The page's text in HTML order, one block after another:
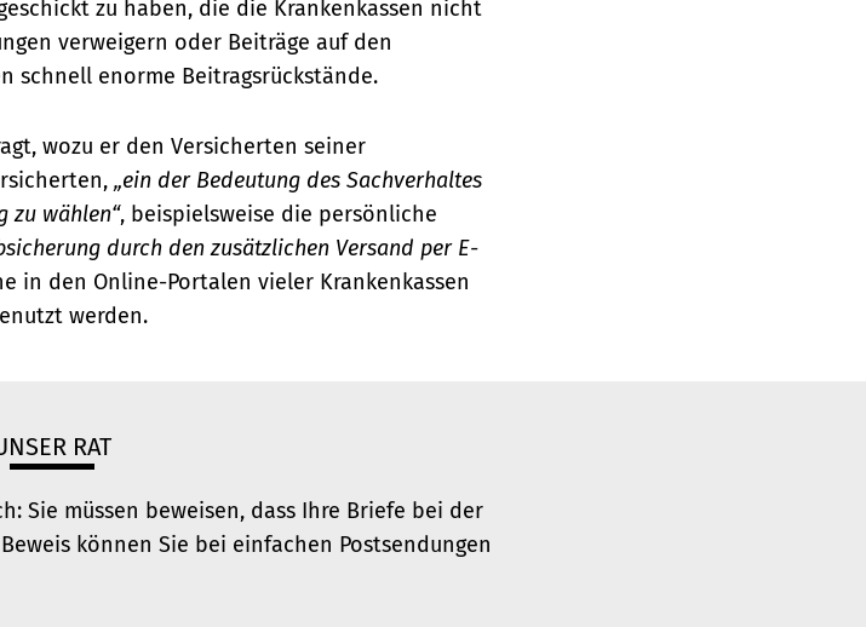
zu haben, die die Krankenkassen nicht
verweigern oder Beiträge auf den
schnell enorme Beitragsrückstände.
wozu er den Versicherten seiner
„ein der Bedeutung des Sachverhaltes
zu wählen“, beispielsweise die persönliche
durch den zusätzlichen Versand per E-
in den Online-Portalen vieler Krankenkassen
werden.
RAT
Sie müssen beweisen, dass Ihre Briefe bei der
können Sie bei einfachen Postsendungen